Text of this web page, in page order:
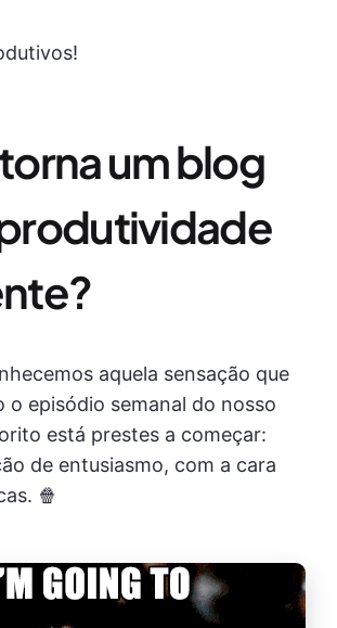
um blog
aquela sensação que
o episódio semanal do nosso
está prestes a começar:
de entusiasmo, com a cara
🍿